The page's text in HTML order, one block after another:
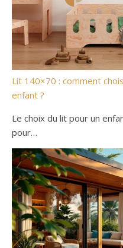
Lit 140×70 : comment
enfant ?
Le choix du lit pour un
pour…